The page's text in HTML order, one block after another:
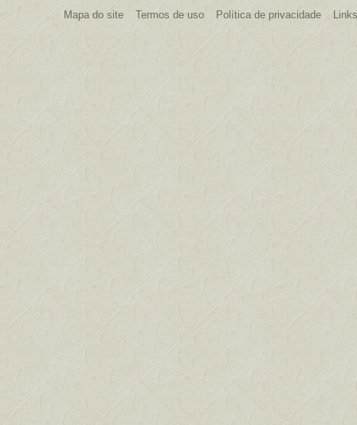
Mapa do site Termos de uso Política de privacidade Links